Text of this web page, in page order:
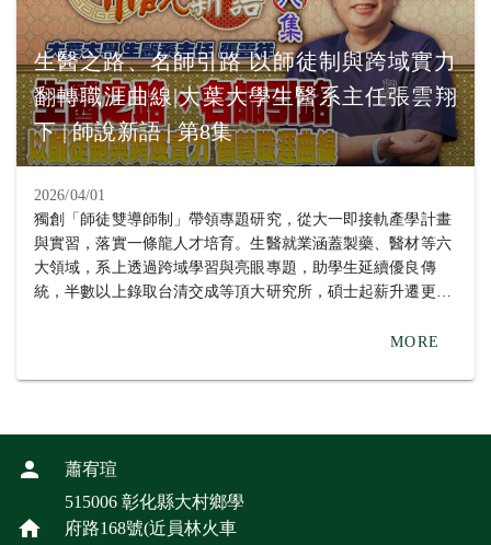
元實習與課程訓練為基礎，因此能在研究所考試脫穎而出。
院的實習機會，她本身對生物領域很感興趣，因此報名參加，
連續三個暑假都在血液腫瘤醫學研究室實驗，不但了解到醫學
中心的研究運作，更幫助她確立攻讀碩士班的目標。彰基實習
的經驗與劉淑瑛老師指導她做天然藥物對血癌細胞影響的專題
成果，都讓她在研究所考試受到肯定，她期望自己未來能將大
數據分析應用於臨床醫學研究，提升生物醫學領域的研究深
度。 同時錄取五個國立大學碩士班的盧又嘉同學，畢業於高
師的微生物基因體暨合成生物學實驗室後，她選擇跟生活有關
的題目，探討天然代謝物對口腔蛀牙細菌的抑制，老師給予學
生很大的發揮空間，鼓勵她嘗試，肯定並支持她去做想做的
事，很開心可以如願考取自己的第一志願，未來要繼續深化研
究。 小港高中畢業的戴庭誼同學感謝生醫系蔡孟?老師、學姐
研究所。她的專題「NRN1基因促進肺腺癌細胞惡化」研究發
究實力。學生們參與實驗室專題研究，發展自我潛力，並以多
元實習與課程訓練為基礎，因此能在研究所考試脫穎而出。
生醫之路、名師引路 以師徒制與跨域實力
翻轉職涯曲線|大葉大學生醫系主任張雲翔
下 | 師說新語 | 第8集
2026/04/01
獨創「師徒雙導師制」帶領專題研究，從大一即接軌產學計畫
與實習，落實一條龍人才培育。生醫就業涵蓋製藥、醫材等六
大領域，系上透過跨域學習與亮眼專題，助學生延續優良傳
統，半數以上錄取台清交成等頂大研究所，碩士起薪升遷更具
顧上集 ? https://www.youtube.com/watch?v=krZznaP1bSgMORE
蕭宥瑄
515006 彰化縣大村鄉學
府路168號(近員林火車